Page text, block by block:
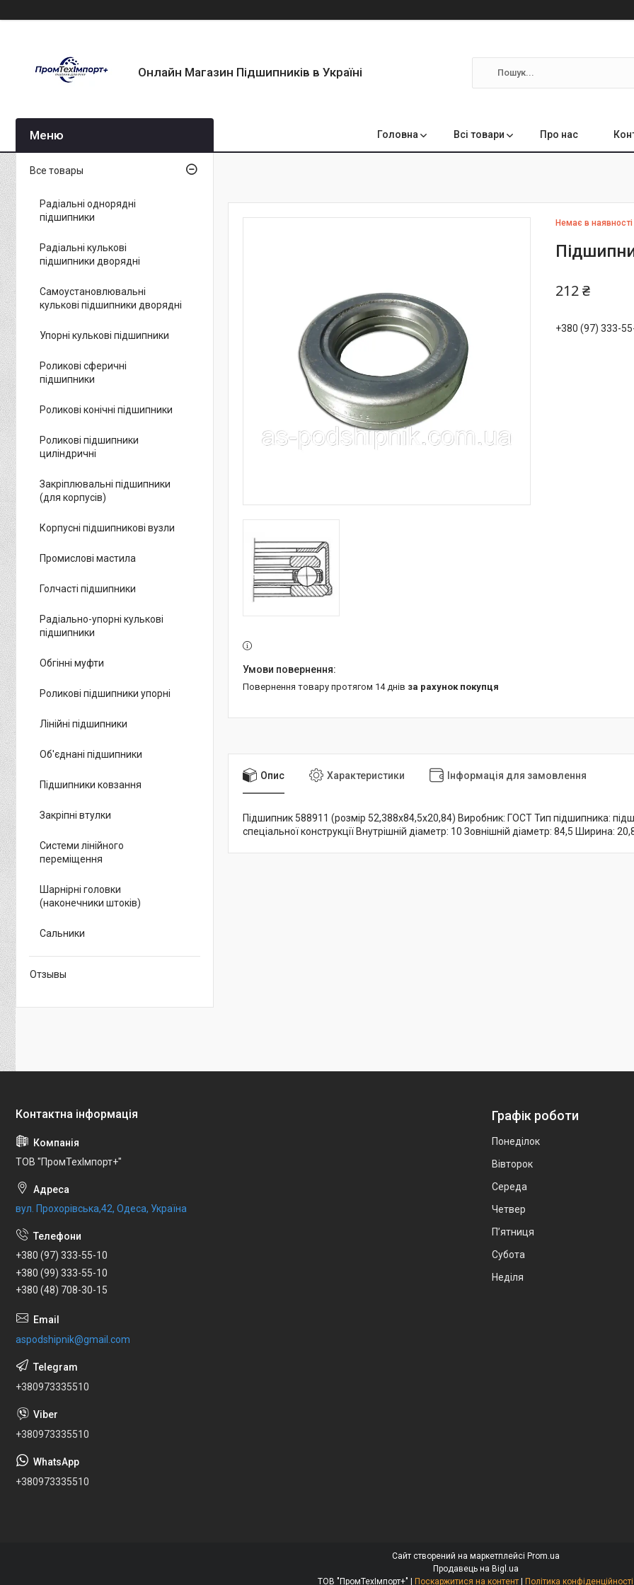
Онлайн Магазин Підшипників в Україні
Головна Всі товари Про нас
Немає в наявності
212 ₴
+380 (97) 333-
повернення товару протягом 14 днів за рахунок покупця
Опис Характеристики Інформація для замовлення
Підшипник 588911 (розмір 52,388x84,5x20,84) Виробник: ГОСТ Тип підшипника:
спеціальної конструкції Внутрішній діаметр: 10 Зовнішній діаметр: 84,5 Ширина:
Все товары
Радіальні однорядні
підшипники
Радіальні кулькові
підшипники дворядні
Самоустановлювальні
кулькові підшипники дворядні
Упорні кулькові підшипники
Роликові сферичні
підшипники
Роликові конічні підшипники
Роликові підшипники
циліндричні
Закріплювальні підшипники
(для корпусів)
Корпусні підшипникові вузли
Промислові мастила
Голчасті підшипники
Радіально-упорні кулькові
підшипники
Обгінні муфти
Роликові підшипники упорні
Лінійні підшипники
Об'єднані підшипники
Підшипники ковзання
Закріпні втулки
Системи лінійного
переміщення
Шарнірні головки
(наконечники штоків)
Сальники
Отзывы
ТОВ "ПромТехІмпорт+"
вул. Прохорівська,42, Одеса, Україна
+380 (97) 333-55-10
+380 (99) 333-55-10
+380 (48) 708-30-15
aspodshipnik@gmail.com
+380973335510
+380973335510
+380973335510
Графік роботи
Понеділок
Вівторок
Середа
Четвер
Пʼятниця
Субота
Неділя
Сайт створений на маркетплейсі Prom.ua
Продавець на Bigl.ua
Поскаржитися на контент Політика конфіденційності